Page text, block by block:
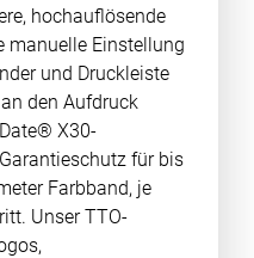
hochauflösende
manuelle Einstellung
und Druckleiste
den Aufdruck
X30-
für bis
Farbband, je
Unser TTO-